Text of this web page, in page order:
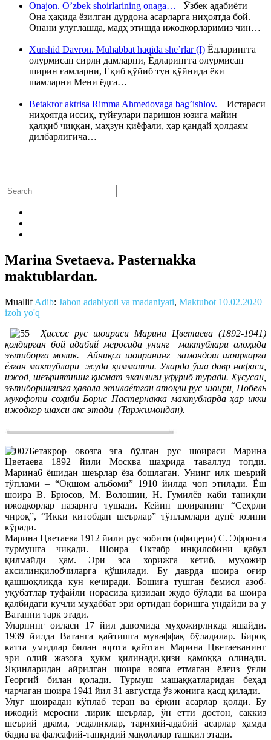
Onajon. O’zbek shoirlarining onaga… Ўзбек адабиёти
Она ҳақида ёзилган дурдона асарларга ниҳоятда бой.
Онани улуғлашда, мадҳ этишда ижодкорларимиз чин…
Xurshid Davron. Muhabbat haqida she’rlar (I) Ёдларингга
олурмисан сирли дамларни, Ёдларингга олурмисан
ширин ғамларни, Ёқиб қўйиб тун қўйнида ёки
шамларни Мени ёдга…
Betakror aktrisa Rimma Ahmedovaga bag’ishlov. Истараси
ниҳоятда иссиқ, туйғулари паришон юзига майин
қалқиб чиққан, маҳзун қиёфали, ҳар қандай ҳолдаям
дилбарлигича…
Marina Svetaeva. Pasternakka
maktublardan.
MuallifAdib: Jahon adabiyoti va madaniyati, Maktubot 10.02.2020
izoh yo'q
Ҳассос рус шоираси Марина Цветаева (1892-1941)
қолдирган бой адабий меросида унинг мактублари алоҳида
эътиборга молик. Айниқса шоиранинг замондош шоирларга
ёзган мактублари жуда қимматли. Уларда ўша давр нафаси,
ижод, шеъриятнинг қисмат эканлиги уфуриб туради. Хусусан,
эътиборингизга ҳавола этилаётган атоқли рус шоири, Нобель
мукофоти соҳиби Борис Пастернакка мактубларда ҳар икки
ижодкор шахси акс этади (Таржимондан).
Бетакрор овозга эга бўлган рус шоираси Марина
Цветаева 1892 йили Москва шаҳрида таваллуд топди.
Марина6 ёшидан шеърлар ёза бошлаган. Унинг илк шеърий
тўплами – “Оқшом альбоми” 1910 йилда чоп этилади. Ёш
шоира В. Брюсов, М. Волошин, Н. Гумилёв каби таниқли
ижодкорлар назарига тушади. Кейин шоиранинг “Сеҳрли
чироқ”, “Икки китобдан шеърлар” тўпламлари дунё юзини
кўради.
Марина Цветаева 1912 йили рус зобити (офицери) С. Эфронга
турмушга чиқади. Шоира Октябр инқилобини қабул
қилмайди ҳам. Эри эса хорижга кетиб, муҳожир
аксилинқилобчиларга қўшилади. Бу даврда шоира оғир
қашшоқликда кун кечиради. Бошига тушган бемисл азоб-
уқубатлар туфайли норасида қизидан жудо бўлади ва шоира
қалбидаги кучли муҳаббат эри ортидан боришга ундайди ва у
Ватанни тарк этади.
Уларнинг оиласи 17 йил давомида муҳожирликда яшайди.
1939 йилда Ватанга қайтишга муваффақ бўладилар. Бироқ
катта умидлар билан юртга қайтган Марина Цветаеванинг
эри олий жазога ҳукм қилинади,қизи қамоққа олинади.
Яқинларидан айрилган шоира вояга етмаган ёлғиз ўғли
Георгий билан қолади. Турмуш машаққатларидан беҳад
чарчаган шоира 1941 йил 31 августда ўз жонига қасд қилади.
Улуғ шоирадан кўплаб теран ва ёрқин асарлар қолди. Бу
ижодий меросни лирик шеърлар, ўн етти достон, саккиз
шеърий драма, эсдаликлар, тарихий-адабий асарлар ҳамда
бадиа ва фалсафий-танқидий мақолалар ташкил этади.